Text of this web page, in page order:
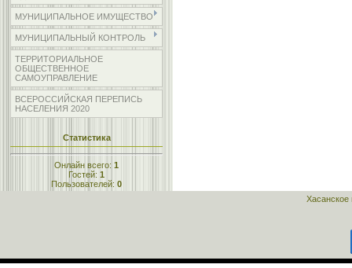
МУНИЦИПАЛЬНОЕ ИМУЩЕСТВО
МУНИЦИПАЛЬНЫЙ КОНТРОЛЬ
ТЕРРИТОРИАЛЬНОЕ
ОБЩЕСТВЕННОЕ
САМОУПРАВЛЕНИЕ
ВСЕРОССИЙСКАЯ ПЕРЕПИСЬ
НАСЕЛЕНИЯ 2020
Статистика
Онлайн всего: 1
Гостей: 1
Пользователей: 0
Хасанское